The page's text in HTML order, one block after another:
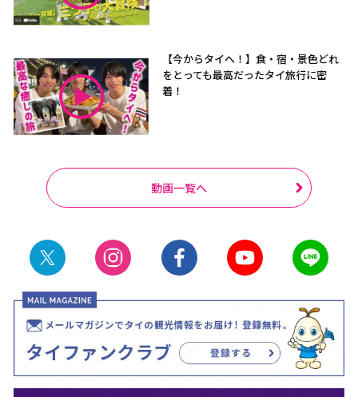
【今からタイへ！】食・宿・景色どれ
をとっても最高だったタイ旅行に密
着！
動画一覧へ